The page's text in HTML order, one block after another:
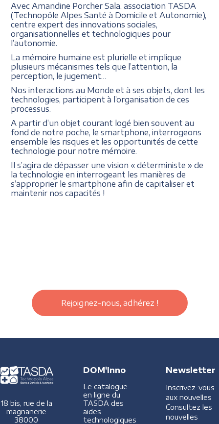
Avec Amandine Porcher Sala, association TASDA
(Technopôle Alpes Santé à Domicile et Autonomie),
centre expert des innovations sociales,
organisationnelles et technologiques pour
l’autonomie.
La mémoire humaine est plurielle et implique
plusieurs mécanismes tels que l’attention, la
perception, le jugement…
Nos interactions au Monde et à ses objets, dont les
technologies, participent à l’organisation de ces
processus.
A partir d’un objet courant logé bien souvent au
fond de notre poche, le smartphone, interrogeons
ensemble les risques et les opportunités de cette
technologie pour notre mémoire.
Il s’agira de dépasser une vision « déterministe » de
la technologie en interrogeant les manières de
s’approprier le smartphone afin de capitaliser et
maintenir nos capacités !
Rejoignez-nous, adhérez !
18 bis, rue de la
magnanerie
38000
DOM'Inno
Le catalogue
en ligne du
TASDA des
aides
technologiques
Newsletter
Inscrivez-vous
aux nouvelles
Consultez les
nouvelles